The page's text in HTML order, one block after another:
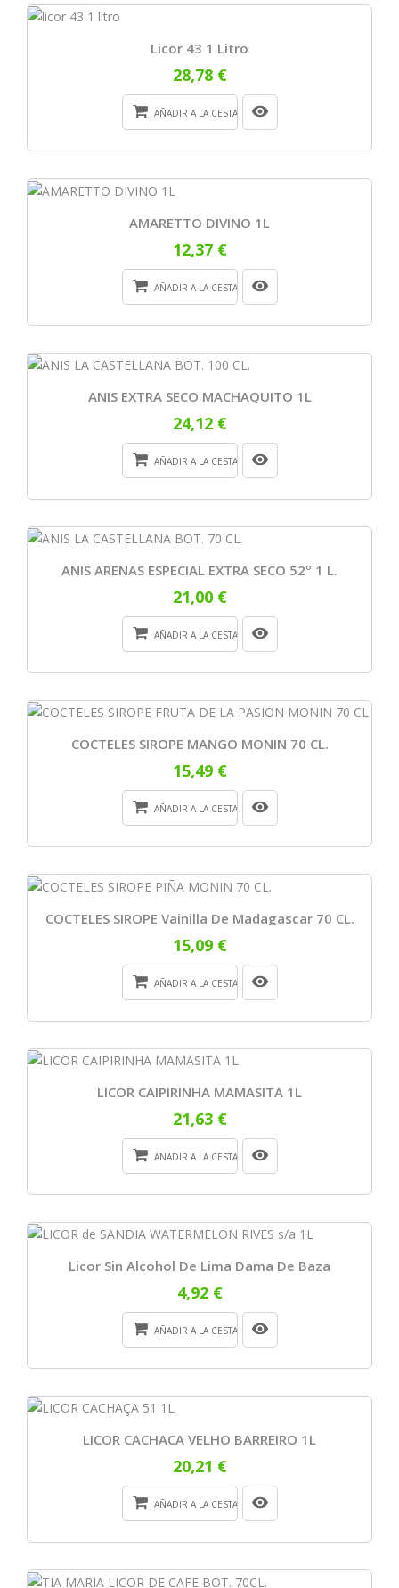
Licor 43 1 Litro
28,78 €
AÑADIR A LA CESTA
AMARETTO DIVINO 1L
12,37 €
AÑADIR A LA CESTA
ANIS EXTRA SECO MACHAQUITO 1L
24,12 €
AÑADIR A LA CESTA
ANIS ARENAS ESPECIAL EXTRA SECO 52º 1 L.
21,00 €
AÑADIR A LA CESTA
COCTELES SIROPE MANGO MONIN 70 CL.
15,49 €
AÑADIR A LA CESTA
COCTELES SIROPE Vainilla De Madagascar 70 CL.
15,09 €
AÑADIR A LA CESTA
LICOR CAIPIRINHA MAMASITA 1L
21,63 €
AÑADIR A LA CESTA
Licor Sin Alcohol De Lima Dama De Baza
4,92 €
AÑADIR A LA CESTA
LICOR CACHACA VELHO BARREIRO 1L
20,21 €
AÑADIR A LA CESTA